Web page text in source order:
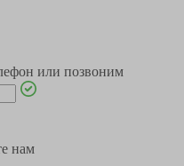
или позвоним
нам